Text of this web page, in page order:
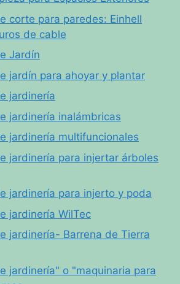
corte para paredes: Einhell
de cable
Jardín
jardín para ahoyar y plantar
jardinería
jardinería inalámbricas
jardinería multifuncionales
jardinería para injertar árboles
jardinería para injerto y poda
jardinería WilTec
jardinería- Barrena de Tierra
jardinería" o "maquinaria para